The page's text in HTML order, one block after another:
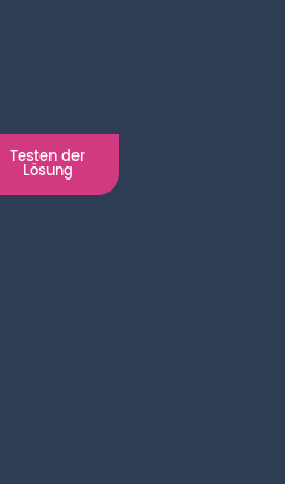
Testen der
Lösung